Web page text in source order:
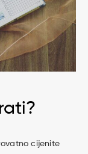
cijenite